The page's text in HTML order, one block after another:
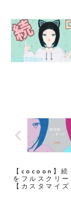
【cocoon】続
をフルスクリ
【カスタマイズ